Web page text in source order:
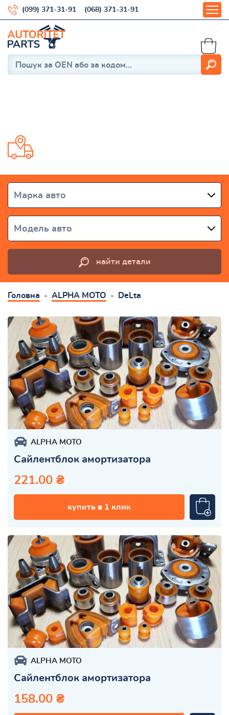
(099) 371-31-91 (068) 371-31-91
Марка авто
Модель авто
найти детали
Головна ALPHA MOTO DeLta
ALPHA MOTO
Сайлентблок амортизатора
221.00 ₴
купить в 1 клик
ALPHA MOTO
Сайлентблок амортизатора
158.00 ₴